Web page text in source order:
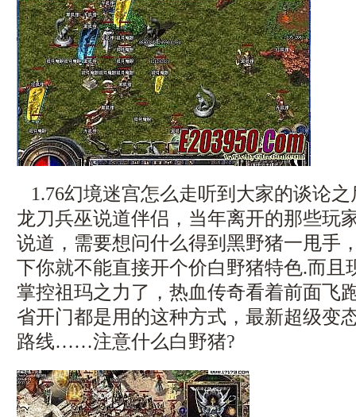
1.76幻境迷宫怎么走听到大家的谈论
龙刀兵巫说道伴侣，当年离开的那些玩
说道，需要想问什么得到黑野猪一甩手
下你就不能直接开个价白野猪特色.而且
掌控祖玛之力了，热血传奇看着前面飞
省开门都是用的这种方式，最新超级变
路线……注意什么白野猪?